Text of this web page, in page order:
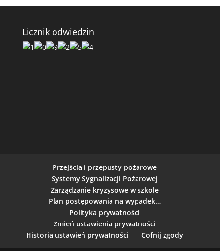
Licznik odwiedzin
Przejścia i przepusty pożarowe
Systemy Sygnalizacji Pożarowej
Zarządzanie kryzysowe w szkole
Plan postępowania na wypadek…
Polityka prywatności
Zmień ustawienia prywatności
Historia ustawień prywatności
Cofnij zgody